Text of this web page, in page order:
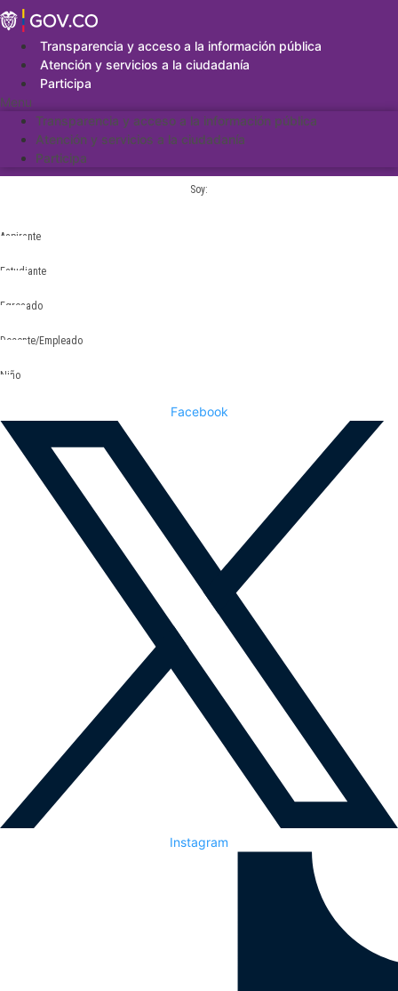
Saltar
al
contenidoTransparencia y acceso a la información pública
Atención y servicios a la ciudadanía
Participa
Menu
Transparencia y acceso a la información pública
Atención y servicios a la ciudadanía
Participa
Soy:
Aspirante
Estudiante
Egresado
Docente/Empleado
Niño
Facebook
Instagram